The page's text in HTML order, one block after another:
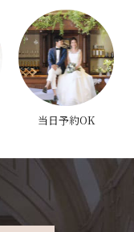
当日予約OK